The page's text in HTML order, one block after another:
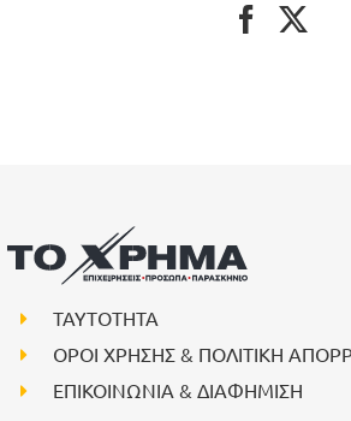
ΤΑΥΤΟΤΗΤΑ
ΟΡΟΙ ΧΡΗΣΗΣ & ΠΟΛΙΤΙΚΗ
ΕΠΙΚΟΙΝΩΝΙΑ & ΔΙΑΦΗΜΙΣΗ